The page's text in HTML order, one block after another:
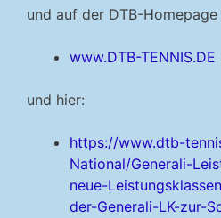
und auf der DTB-Homepage
www.DTB-TENNIS.DE
und hier:
https://www.dtb-
National/Generali-
neue-
der-Generali-LK-zur-